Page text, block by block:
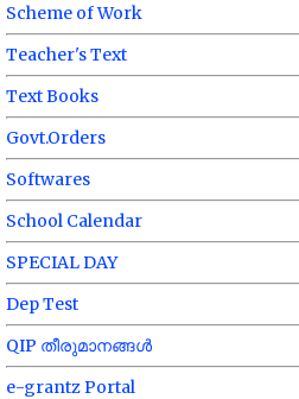
Scheme of Work
Teacher's Text
Text Books
Govt.Orders
Softwares
School Calendar
SPECIAL DAY
Dep Test
QIP തീരുമാനങ്ങൾ
e-grantz Portal